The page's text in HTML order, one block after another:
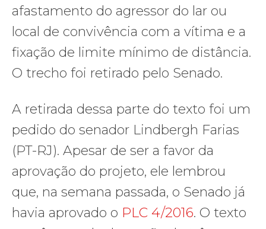
afastamento do agressor do lar ou
local de convivência com a vítima e a
fixação de limite mínimo de distância.
O trecho foi retirado pelo Senado.
A retirada dessa parte do texto foi um
pedido do senador Lindbergh Farias
(PT-RJ). Apesar de ser a favor da
aprovação do projeto, ele lembrou
que, na semana passada, o Senado já
havia aprovado o PLC 4/2016. O texto